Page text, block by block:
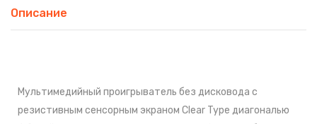
Описание
Мультимедийный проигрыватель без дисковода с
резистивным сенсорным экраном Clear Type диагональю